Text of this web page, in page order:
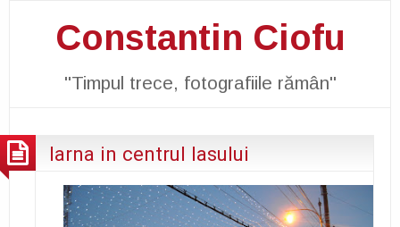
Constantin Ciofu
"Timpul trece, fotografiile rămân"
Iarna in centrul Iasului